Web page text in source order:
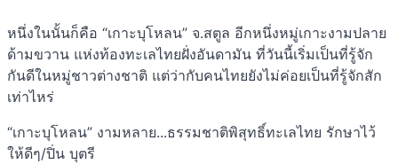
หนึ่งในนั้นก็คือ “เกาะบุโหลน” จ.สตูล อีกหนึ่งหมู่เกาะงามปลาย
ด้ามขวาน แห่งท้องทะเลไทยฝั่งอันดามัน ที่วันนี้เริ่มเป็นที่รู้จัก
กันดีในหมู่ชาวต่างชาติ แต่ว่ากับคนไทยยังไม่ค่อยเป็นที่รู้จักสัก
เท่าไหร่
“เกาะบุโหลน” งามหลาย...ธรรมชาติพิสุทธิ์ทะเลไทย รักษาไว้
ให้ดีๆ/ปิ่น บุตรี